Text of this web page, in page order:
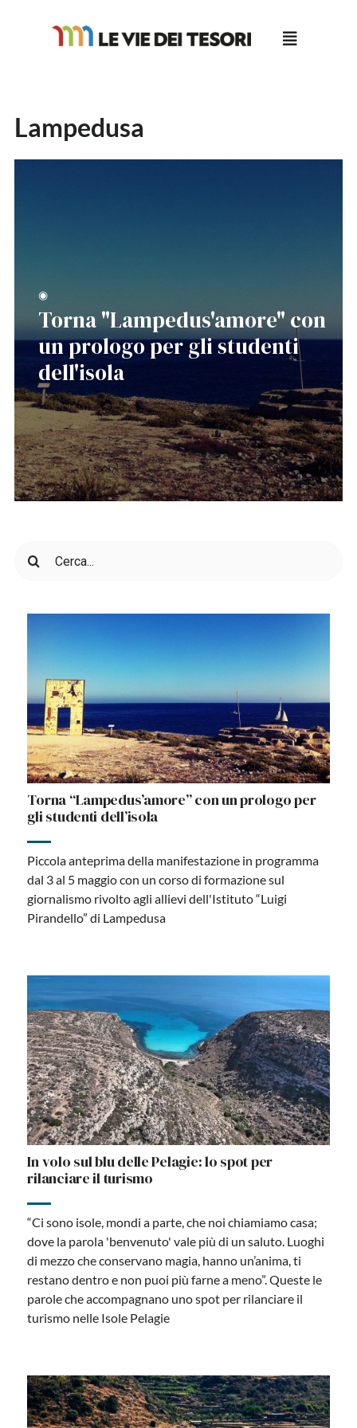
Lampedusa
◉
Torna "Lampedus'amore" con
un prologo per gli studenti
dell'isola
per:
Torna “Lampedus’amore” con un prologo per
gli studenti dell’isola
Piccola anteprima della manifestazione in programma
dal 3 al 5 maggio con un corso di formazione sul
giornalismo rivolto agli allievi dell'Istituto “Luigi
Pirandello” di Lampedusa
In volo sul blu delle Pelagie: lo spot per
rilanciare il turismo
“Ci sono isole, mondi a parte, che noi chiamiamo casa;
dove la parola 'benvenuto' vale più di un saluto. Luoghi
di mezzo che conservano magia, hanno un’anima, ti
restano dentro e non puoi più farne a meno”. Queste le
parole che accompagnano uno spot per rilanciare il
turismo nelle Isole Pelagie